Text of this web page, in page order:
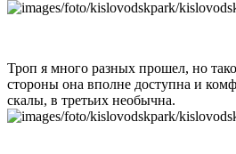
Троп я много разных прошел, но
стороны она вполне доступна и
скалы, в третьих необычна.